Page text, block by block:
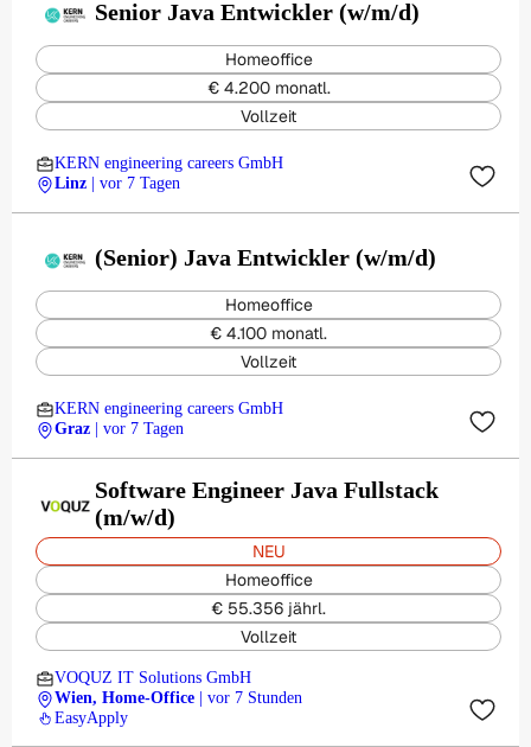
Senior Java Entwickler (w/m/d)
Homeoffice
€ 4.200 monatl.
Vollzeit
KERN engineering careers GmbH
Linz
| vor 7 Tagen
(Senior) Java Entwickler (w/m/d)
Homeoffice
€ 4.100 monatl.
Vollzeit
KERN engineering careers GmbH
Graz
| vor 7 Tagen
Software Engineer Java Fullstack
(m/w/d)
NEU
Homeoffice
€ 55.356 jährl.
Vollzeit
VOQUZ IT Solutions GmbH
Wien, Home-Office
| vor 7 Stunden
EasyApply